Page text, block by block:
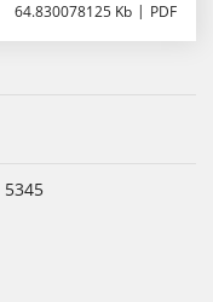
64.830078125 Kb PDF
5345